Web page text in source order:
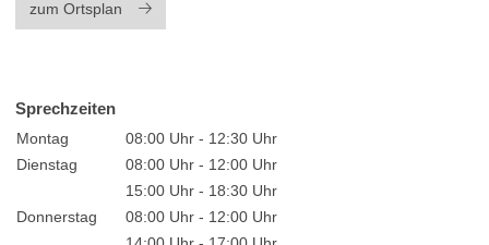
zum Ortsplan
Sprechzeiten
Montag
08:00 Uhr - 12:30 Uhr
Dienstag
08:00 Uhr - 12:00 Uhr
15:00 Uhr - 18:30 Uhr
Donnerstag
08:00 Uhr - 12:00 Uhr